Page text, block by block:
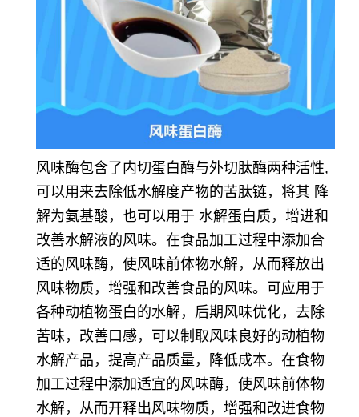
风味酶包含了内切蛋白酶与外切肽酶两种活性,
可以用来去除低水解度产物的苦肽链，将其 降
解为氨基酸，也可以用于 水解蛋白质，增进和
改善水解液的风味。 在食品加工过程中添加合
适的风味酶，使风味前体物水解，从而释放出
风味物质，增强和改善食品的风味。可应用于
各种动植物蛋白的水解，后期风味优化，去除
苦味，改善口感，可以制取风味良好的动植物
水解产品，提高产品质量，降低成本。 在食物
加工过程中添加适宜的风味酶，使风味前体物
水解，从而开释出风味物质，增强和改进食物